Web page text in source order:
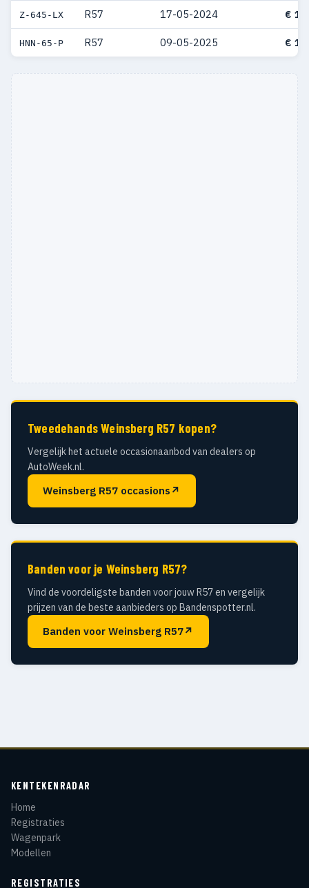
Z-645-LX R57 17-05-2024 €
HNN-65-P R57 09-05-2025 €
Tweedehands Weinsberg R57 kopen?
Vergelijk het actuele occasionaanbod van dealers op
AutoWeek.nl.
Weinsberg R57 occasions ↗
Banden voor je Weinsberg R57?
Vind de voordeligste banden voor jouw R57 en vergelijk
prijzen van de beste aanbieders op Bandenspotter.nl.
Banden voor Weinsberg R57↗
KENTEKENRADAR
Home
Registraties
Wagenpark
Modellen
REGISTRATIES